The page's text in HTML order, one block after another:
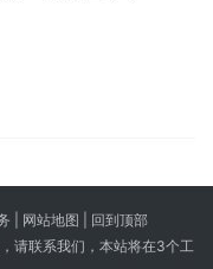
| 网站地图 | 回到顶部
请联系我们，本站将在3个工